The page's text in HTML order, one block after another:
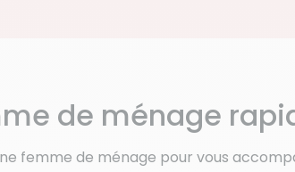
de ménage
femme de ménage pour vous